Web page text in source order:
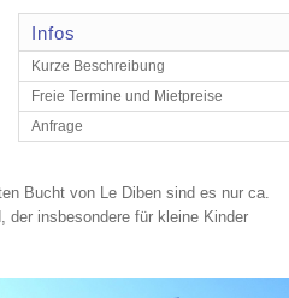
Infos
Kurze Beschreibung
Freie Termine und Mietpreise
Anfrage
Bucht von Le Diben sind es nur ca.
der insbesondere für kleine Kinder